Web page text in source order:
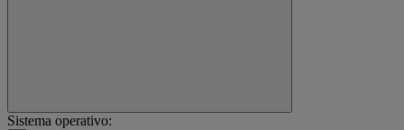
Sistema operativo: